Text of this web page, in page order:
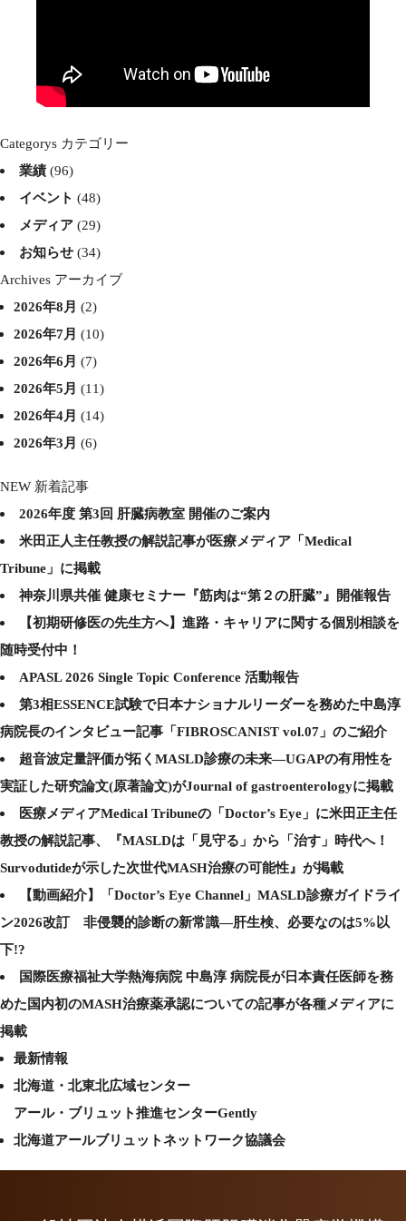
Categorys カテゴリー
業績(96)
イベント (48)
メディア (29)
お知らせ (34)
Archives アーカイブ
2026年8月 (2)
2026年7月 (10)
2026年6月 (7)
2026年5月 (11)
2026年4月 (14)
2026年3月 (6)
NEW 新着記事
2026年度 第3回 肝臓病教室 開催のご案内
米田正人主任教授の解説記事が医療メディア「Medical
Tribune」に掲載
神奈川県共催 健康セミナー『筋肉は“第２の肝臓”』開催報告
【初期研修医の先生方へ】進路・キャリアに関する個別相談を
随時受付中！
APASL 2026 Single Topic Conference 活動報告
第3相ESSENCE試験で日本ナショナルリーダーを務めた中島淳
病院長のインタビュー記事「FIBROSCANIST vol.07」のご紹介
超音波定量評価が拓くMASLD診療の未来—UGAPの有用性を
実証した研究論文(原著論文)がJournal of gastroenterologyに掲載
医療メディアMedical Tribuneの「Doctor’s Eye」に米田正主任
教授の解説記事、『MASLDは「見守る」から「治す」時代へ！
Survodutideが示した次世代MASH治療の可能性』が掲載
【動画紹介】「Doctor’s Eye Channel」MASLD診療ガイドライ
ン2026改訂 非侵襲的診断の新常識―肝生検、必要なのは5%以
下!?
国際医療福祉大学熱海病院 中島淳 病院長が日本責任医師を務
めた国内初のMASH治療薬承認についての記事が各種メディアに
掲載
最新情報
北海道・北東北広域センター
アール・ブリュット推進センターGently
北海道アールブリュットネットワーク協議会